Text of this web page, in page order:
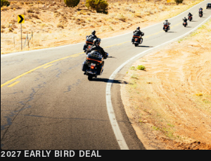
2027 EARLY BIRD DEAL